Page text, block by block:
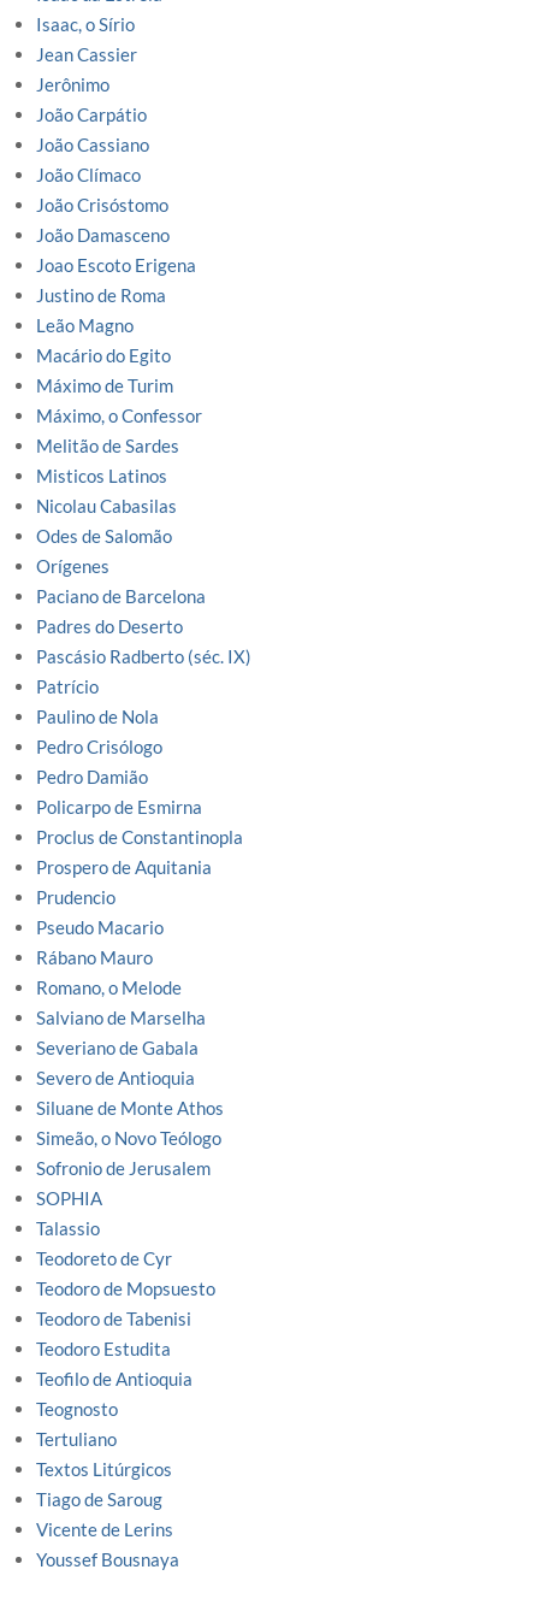
Isaac, o Sírio
Jean Cassier
Jerônimo
João Carpátio
João Cassiano
João Clímaco
João Crisóstomo
João Damasceno
Joao Escoto Erigena
Justino de Roma
Leão Magno
Macário do Egito
Máximo de Turim
Máximo, o Confessor
Melitão de Sardes
Misticos Latinos
Nicolau Cabasilas
Odes de Salomão
Orígenes
Paciano de Barcelona
Padres do Deserto
Pascásio Radberto (séc. IX)
Patrício
Paulino de Nola
Pedro Crisólogo
Pedro Damião
Policarpo de Esmirna
Proclus de Constantinopla
Prospero de Aquitania
Prudencio
Pseudo Macario
Rábano Mauro
Romano, o Melode
Salviano de Marselha
Severiano de Gabala
Severo de Antioquia
Siluane de Monte Athos
Simeão, o Novo Teólogo
Sofronio de Jerusalem
SOPHIA
Talassio
Teodoreto de Cyr
Teodoro de Mopsuesto
Teodoro de Tabenisi
Teodoro Estudita
Teofilo de Antioquia
Teognosto
Tertuliano
Textos Litúrgicos
Tiago de Saroug
Vicente de Lerins
Youssef Bousnaya